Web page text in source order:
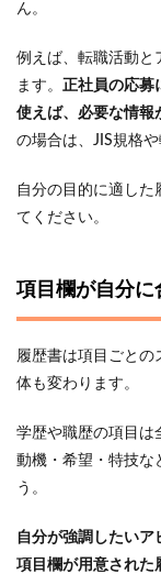
ん。
例えば、転職活動と
ます。 正社員の応募
使えば、必要な情報
の場合は、JIS規格
自分の目的に適し
てください。
項目欄が自分に
履歴書は項目ごとの
体も変わります。
学歴や職歴の項目は
動機・希望・特技な
う。
自分が強調したい
項目欄が用意された